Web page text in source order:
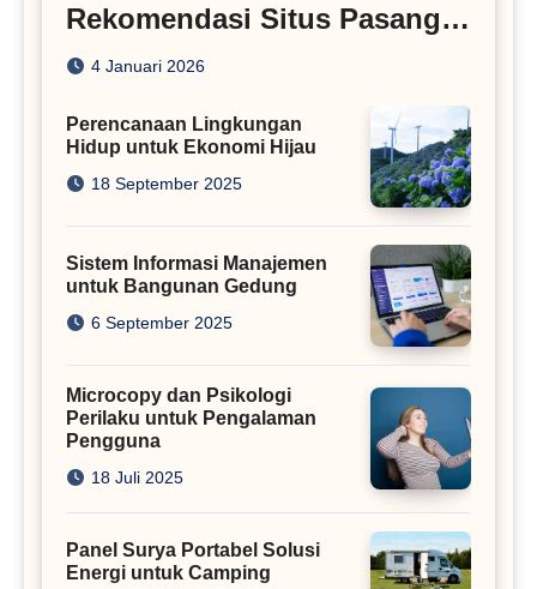
Rekomendasi Situs Pasang
Iklan
4 Januari 2026
Perencanaan Lingkungan
Hidup untuk Ekonomi Hijau
18 September 2025
Sistem Informasi Manajemen
untuk Bangunan Gedung
6 September 2025
Microcopy dan Psikologi
Perilaku untuk Pengalaman
Pengguna
18 Juli 2025
Panel Surya Portabel Solusi
Energi untuk Camping